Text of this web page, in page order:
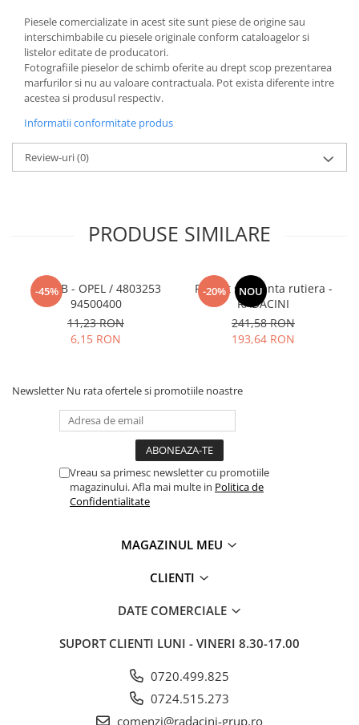
Piesele comercializate in acest site sunt piese de origine sau
interschimbabile cu piesele originale conform cataloagelor si
listelor editate de producatori.
Fotografiile pieselor de schimb oferite au drept scop prezentarea
marfurilor si nu au valoare contractuala. Pot exista diferente intre
acestea si produsul respectiv.
Informatii conformitate produs
Review-uri(0)
PRODUSE SIMILARE
-45%
SURUB - OPEL / 4803253
94500400
11,23 RON
6,15 RON
-20% NOU
Pachet siguranta rutiera -
RADACINI
241,58 RON
193,64 RON
Newsletter Nu rata ofertele si promotiile noastre
Vreau sa primesc newsletter cu promotiile
magazinului. Afla mai multe in Politica de
Confidentialitate
MAGAZINUL MEU
CLIENTI
DATE COMERCIALE
SUPORT CLIENTI LUNI - VINERI 8.30-17.00
0720.499.825
0724.515.273
comenzi@radacini-grup.ro